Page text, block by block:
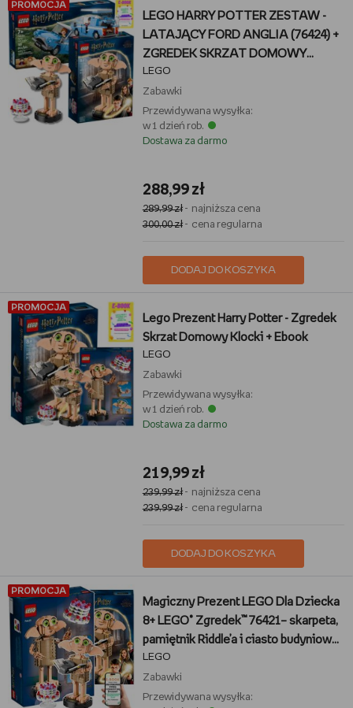
PROMOCJA
LEGO HARRY POTTER ZESTAW -
LATAJĄCY FORD ANGLIA (76424) +
ZGREDEK SKRZAT DOMOWY
(76421) + EBOOK
LEGO
Zabawki
Przewidywana wysyłka:
w 1 dzień rob.
Dostawa za darmo
288,99 zł
289,99 zł- najniższa cena
300,00 zł- cena regularna
DODAJ DO KOSZYKA
PROMOCJA
Lego Prezent Harry Potter - Zgredek
Skrzat Domowy Klocki + Ebook
LEGO
Zabawki
Przewidywana wysyłka:
w 1 dzień rob.
Dostawa za darmo
219,99 zł
239,99 zł- najniższa cena
239,99 zł- cena regularna
DODAJ DO KOSZYKA
PROMOCJA
Magiczny Prezent LEGO Dla Dziecka
8+ LEGO® Zgredek™ 76421– skarpeta,
pamiętnik Riddle’a i ciasto budyniowe
+ EBOOK-1
LEGO
Zabawki
Przewidywana wysyłka: